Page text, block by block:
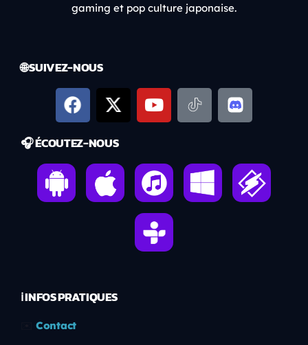
gaming et pop culture japonaise.
🌐 SUIVEZ-NOUS
🎧 ÉCOUTEZ-NOUS
ℹ️ INFOS PRATIQUES
Contact